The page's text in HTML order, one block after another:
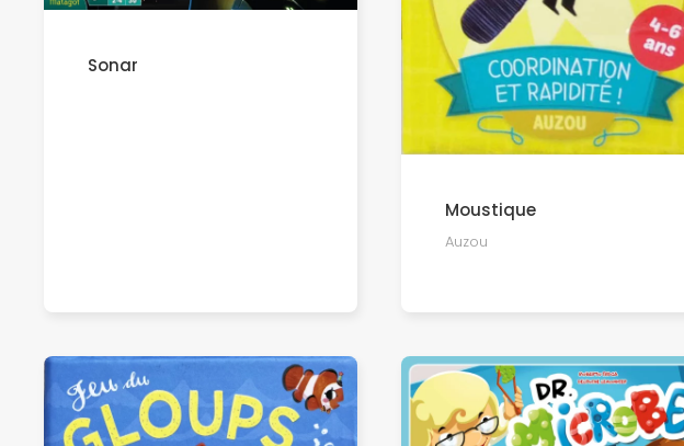
Sonar
Moustique
Auzou